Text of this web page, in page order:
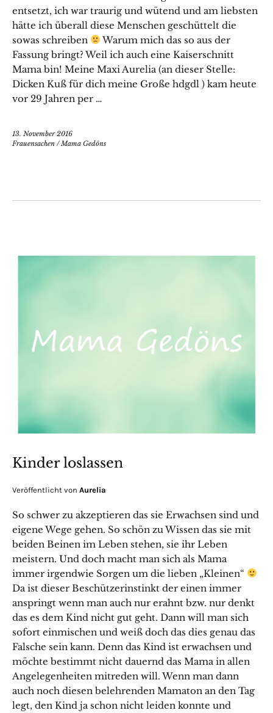
entsetzt, ich war traurig und wütend und am liebsten
hätte ich überall diese Menschen geschüttelt die
sowas schreiben
Warum mich das so aus der
Fassung bringt? Weil ich auch eine Kaiserschnitt
Mama bin! Meine Maxi Aurelia (an dieser Stelle:
Dicken Kuß für dich meine Große hdgdl ) kam heute
vor 29 Jahren per …
13. November 2016
Frauensachen / Mama Gedöns
Kinder loslassen
Veröffentlicht von Aurelia
So schwer zu akzeptieren das sie Erwachsen sind und
eigene Wege gehen. So schön zu Wissen das sie mit
beiden Beinen im Leben stehen, sie ihr Leben
meistern. Und doch macht man sich als Mama
immer irgendwie Sorgen um die lieben „Kleinen“
Da ist dieser Beschützerinstinkt der einen immer
anspringt wenn man auch nur erahnt bzw. nur denkt
das es dem Kind nicht gut geht. Dann will man sich
sofort einmischen und weiß doch das dies genau das
Falsche sein kann. Denn das Kind ist erwachsen und
möchte bestimmt nicht dauernd das Mama in allen
Angelegenheiten mitreden will. Wenn man dann
auch noch diesen belehrenden Mamaton an den Tag
legt, den Kind ja schon nicht leiden konnte und